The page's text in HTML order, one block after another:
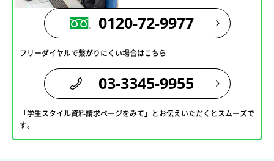
0120-72-9977
フリーダイヤルで繋がりにくい場合はこちら
03-3345-9955
「学生スタイル資料請求ページをみて」とお伝えいただくとスムーズで
す。